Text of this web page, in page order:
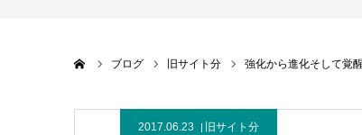
ブログ 旧サイト分 強化から進化そして覚
2017.06.23 旧サイト分